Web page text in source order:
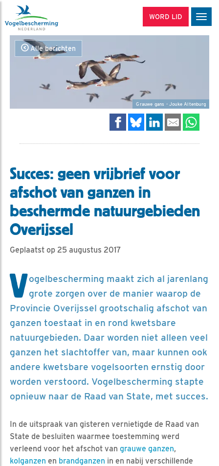
WORD LID
Alle berichten
Grauwe gans - Jouke Altenburg
Succes: geen vrijbrief voor
afschot van ganzen in
beschermde natuurgebieden
Overijssel
Geplaatst op 25 augustus 2017
Vogelbescherming maakt zich al jarenlang
grote zorgen over de manier waarop de
Provincie Overijssel grootschalig afschot van
ganzen toestaat in en rond kwetsbare
natuurgebieden. Daar worden niet alleen veel
ganzen het slachtoffer van, maar kunnen ook
andere kwetsbare vogelsoorten ernstig door
worden verstoord. Vogelbescherming stapte
opnieuw naar de Raad van State, met succes.
In de uitspraak van gisteren vernietigde de Raad van
State de besluiten waarmee toestemming werd
verleend voor het afschot van grauwe ganzen,
kolganzen en brandganzen in en nabij verschillende